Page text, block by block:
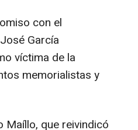
con el
García
víctima de la
memorialistas y
Maíllo, que reivindicó